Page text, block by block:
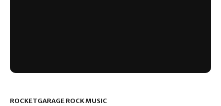
ROCKETGARAGE ROCK MUSIC